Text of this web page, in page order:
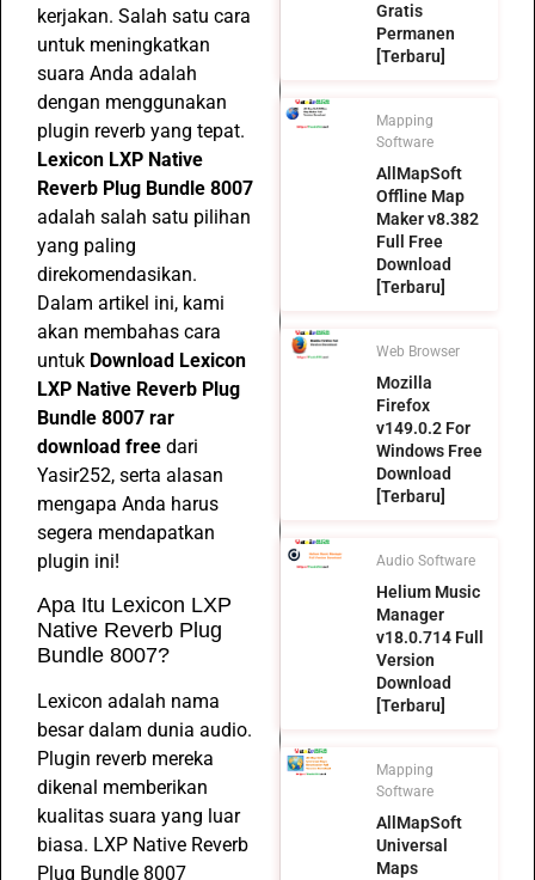
kerjakan. Salah satu cara
untuk meningkatkan
suara Anda adalah
dengan menggunakan
plugin reverb yang tepat.
Lexicon LXP Native
Reverb Plug Bundle 8007
adalah salah satu pilihan
yang paling
direkomendasikan.
Dalam artikel ini, kami
akan membahas cara
untuk Download Lexicon
LXP Native Reverb Plug
Bundle 8007 rar
download free dari
Yasir252, serta alasan
mengapa Anda harus
segera mendapatkan
plugin ini!
Apa Itu Lexicon LXP
Native Reverb Plug
Bundle 8007?
Lexicon adalah nama
besar dalam dunia audio.
Plugin reverb mereka
dikenal memberikan
kualitas suara yang luar
biasa. LXP Native Reverb
Plug Bundle 8007
Gratis
Permanen
[Terbaru]
Mapping
Software
AllMapSoft
Offline Map
Maker v8.382
Full Free
Download
[Terbaru]
Web Browser
Mozilla
Firefox
v149.0.2 For
Windows Free
Download
[Terbaru]
Audio Software
Helium Music
Manager
v18.0.714 Full
Version
Download
[Terbaru]
Mapping
Software
AllMapSoft
Universal
Maps